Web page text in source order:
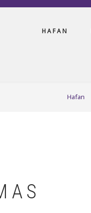
HAFAN
Hafan